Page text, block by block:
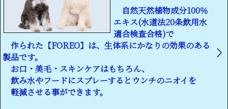
自然天然植物成分100％
エキス(水道法20条飲用水
適合検査合格)で
作られた【FOREO】は、生体系にかなりの効果のある
製品です。
お口・美毛・スキンケアはもちろん、
飲み水やフードにスプレーするとウンチのニオイを
軽減させる事ができます。